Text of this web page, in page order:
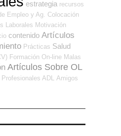
estrategia recursos
Empleo y Ag. Colocación
Laborales Motivación
contenido Artículos
Prácticas Salud
Formación On-line Malas
Artículos Sobre OL
Profesionales ADL
Amigos